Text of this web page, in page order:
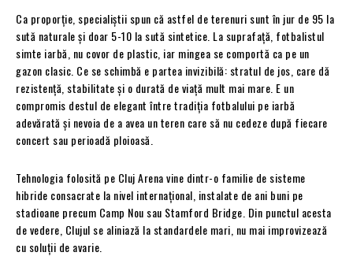
Ca proporție, specialiștii spun că astfel de terenuri sunt în jur de 95 la
sută naturale și doar 5-10 la sută sintetice. La suprafață, fotbalistul
simte iarbă, nu covor de plastic, iar mingea se comportă ca pe un
gazon clasic. Ce se schimbă e partea invizibilă: stratul de jos, care dă
rezistență, stabilitate și o durată de viață mult mai mare. E un
compromis destul de elegant între tradiția fotbalului pe iarbă
adevărată și nevoia de a avea un teren care să nu cedeze după fiecare
concert sau perioadă ploioasă.
Tehnologia folosită pe Cluj Arena vine dintr-o familie de sisteme
hibride consacrate la nivel internațional, instalate de ani buni pe
stadioane precum Camp Nou sau Stamford Bridge. Din punctul acesta
de vedere, Clujul se aliniază la standardele mari, nu mai improvizează
cu soluții de avarie.